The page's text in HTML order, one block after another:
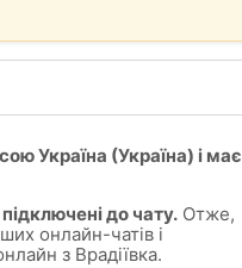
Україна (Україна) і має
до чату.Отже,
онлайн-чатів і
з Врадіївка.